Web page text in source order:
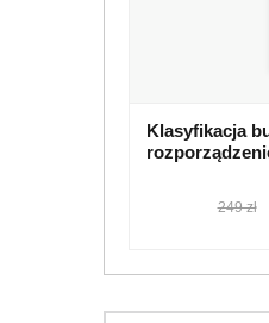
Klasyfikacja
249 zł